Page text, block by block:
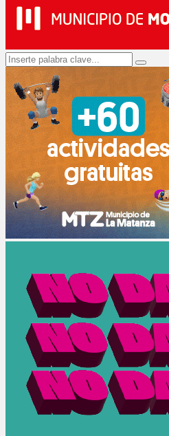
Search
for:
Search